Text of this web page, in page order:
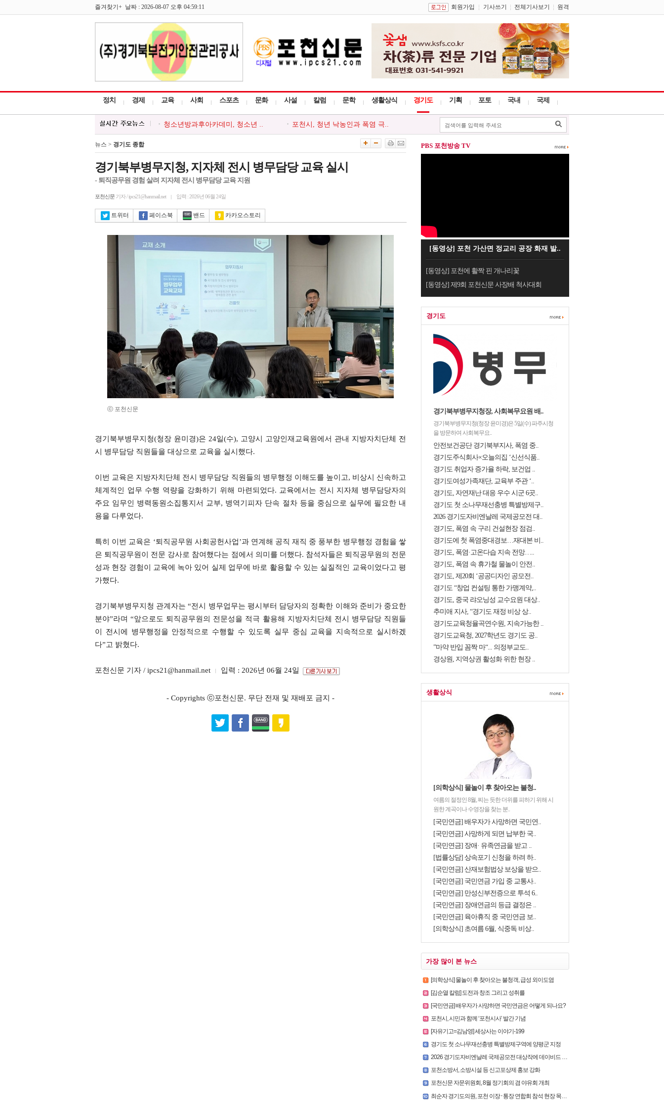
즐겨찾기+ 날짜 : 2026-08-07 오후 04:59:11 회원가입 기사쓰기 전체기사보기 원격
정치 경제 교육 사회 스포츠 문화 사설 칼럼 문학 생활상식 경기도 기획 포토 국내 국제
청소년방과후아카데미, 청소년 ..
포천시, 청년 낙농인과 폭염 극..
한국외식업중앙회 포천시지부, ..
포천동 유관 단체, 지역 주민 위..
포천시종합사회복지관, 지역주민..
포천시, 경기청년 사다리 프로그..
포천시, 세대와 직급 잇는 청렴..
대한적십자 영북봉사회, 포천시 ..
‘아름드리’, 안전부터 나눔까..
뉴스 > 경기도 종합
경기북부병무지청, 지자체 전시 병무담당 교육 실시
- 퇴직공무원 경험 살려 지자체 전시 병무담당 교육 지원
포천신문 기자 / ipcs21@hanmail.net 입력 : 2026년 06월 24일
트위터 페이스북 밴드 카카오스토리
ⓒ 포천신문
경기북부병무지청(청장 윤미경)은 24일(수), 고양시 고양인재교육원에서 관내 지방자치단체 전
시 병무담당 직원들을 대상으로 교육을 실시했다.
이번 교육은 지방자치단체 전시 병무담당 직원들의 병무행정 이해도를 높이고, 비상시 신속하고
체계적인 업무 수행 역량을 강화하기 위해 마련되었다. 교육에서는 전시 지자체 병무담당자의
주요 임무인 병력동원소집통지서 교부, 병역기피자 단속 절차 등을 중심으로 실무에 필요한 내
용을 다루었다.
특히 이번 교육은 ‘퇴직공무원 사회공헌사업’과 연계해 공직 재직 중 풍부한 병무행정 경험을 쌓
은 퇴직공무원이 전문 강사로 참여했다는 점에서 의미를 더했다. 참석자들은 퇴직공무원의 전문
성과 현장 경험이 교육에 녹아 있어 실제 업무에 바로 활용할 수 있는 실질적인 교육이었다고 평
가했다.
경기북부병무지청 관계자는 “전시 병무업무는 평시부터 담당자의 정확한 이해와 준비가 중요한
분야”라며 “앞으로도 퇴직공무원의 전문성을 적극 활용해 지방자치단체 전시 병무담당 직원들
이 전시에 병무행정을 안정적으로 수행할 수 있도록 실무 중심 교육을 지속적으로 실시하겠
다”고 밝혔다.
포천신문 기자 / ipcs21@hanmail.net 입력 : 2026년 06월 24일
- Copyrights ⓒ포천신문. 무단 전재 및 재배포 금지 -
PBS 포천방송 TV
[동영상] 포천 가산면 정교리 공장 화재 발..
[동영상] 포천에 활짝 핀 개나리꽃
[동영상] 제9회 포천신문 사장배 척사대회
경기도
경기북부병무지청장, 사회복무요원 배..
경기북부병무지청(청장 윤미경)은 5일(수) 파주시청
을 방문하여 사회복무요..
안전보건공단 경기북부지사, 폭염 중..
경기도주식회사×오늘의집 ‘신선식품..
경기도 취업자 증가율 하락, 보건업 ..
경기도여성가족재단, 교육부 주관 ‘..
경기도, 자연재난 대응 우수 시군 6곳..
경기도 첫 소나무재선충병 특별방제구..
2026 경기도자비엔날레 국제공모전 대..
경기도, 폭염 속 구리 건설현장 점검..
경기도에 첫 폭염중대경보…재대본 비..
경기도, 폭염·고온다습 지속 전망…..
경기도, 폭염 속 휴가철 물놀이 안전..
경기도, 제20회 ‘공공디자인 공모전..
경기도 “창업 컨설팅 통한 가맹계약,..
경기도, 중국 랴오닝성 교수요원 대상..
추미애 지사, “경기도 재정 비상 상..
경기도교육청율곡연수원, 지속가능한 ..
경기도교육청, 2027학년도 경기도 공..
”마약 반입 꼼짝 마“... 의정부교도..
경상원, 지역상권 활성화 위한 현장 ..
생활상식
[의학상식] 물놀이 후 찾아오는 불청..
여름의 절정인 8월, 찌는 듯한 더위를 피하기 위해 시
원한 계곡이나 수영장을 찾는 분..
[국민연금] 배우자가 사망하면 국민연..
[국민연금] 사망하게 되면 납부한 국..
[국민연금] 장애· 유족연금을 받고 ..
[법률상담] 상속포기 신청을 하려 하..
[국민연금] 산재보험법상 보상을 받으..
[국민연금] 국민연금 가입 중 교통사..
[국민연금] 만성신부전증으로 투석 6..
[국민연금] 장애연금의 등급 결정은 ..
[국민연금] 육아휴직 중 국민연금 보..
[의학상식] 초여름 6월, 식중독 비상..
가장 많이 본 뉴스
[의학상식] 물놀이 후 찾아오는 불청객, 급성 외이도염
[김순열 칼럼] 도전과 창조 그리고 성취를
[국민연금] 배우자가 사망하면 국민연금은 어떻게 되나요?
포천시, 시민과 함께 ‘포천시사’ 발간 기념
[자유기고=김남영] 세상사는 이야기-199
경기도 첫 소나무재선충병 특별방제구역에 양평군 지정
2026 경기도자비엔날레 국제공모전 대상작에 데이비드 라우어의 ‘펀치카드 하우스’ 선정
포천소방서, 소방시설 등 신고포상제 홍보 강화
포천신문 자문위원회, 8월 정기회의 겸 야유회 개최
최순자 경기도의원, 포천 이장 ⸱ 통장 연합회 참석 현장 목소리 청취